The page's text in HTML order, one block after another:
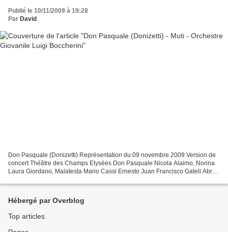
Publié le 10/11/2009 à 19:28
Par David
Don Pasquale (Donizetti) Représentation du 09 novembre 2009 Version de
concert Théâtre des Champs Elysées Don Pasquale Nicola Alaimo, Norina
Laura Giordano, Malatesta Mario Cassi Ernesto Juan Francisco Gatell Abre,
Hébergé par Overblog
Top articles